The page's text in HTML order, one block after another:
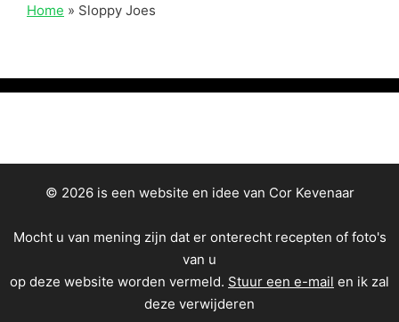
Home » Sloppy Joes
© 2026 is een website en idee van Cor Kevenaar
Mocht u van mening zijn dat er onterecht recepten of foto's
van u
op deze website worden vermeld. Stuur een e-mail en ik zal
deze verwijderen